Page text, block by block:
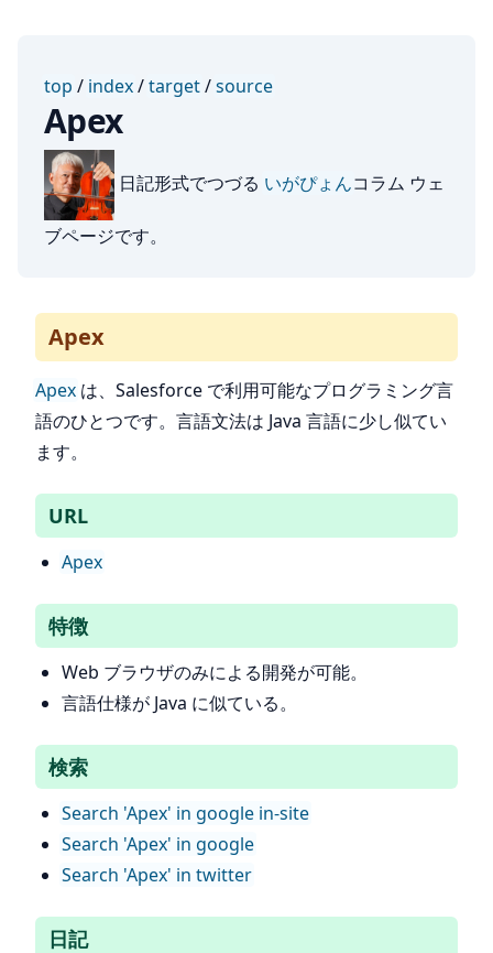
top / index/target/source
Apex
日記形式でつづる いがぴょんコラム ウェ
ブページです。
Apex
Apex は、Salesforce で利用可能なプログラミング言
語のひとつです。言語文法は Java 言語に少し似てい
ます。
URL
Apex
特徴
Web ブラウザのみによる開発が可能。
言語仕様が Java に似ている。
検索
Search 'Apex' in google in-site
Search 'Apex' in google
Search 'Apex' in twitter
日記